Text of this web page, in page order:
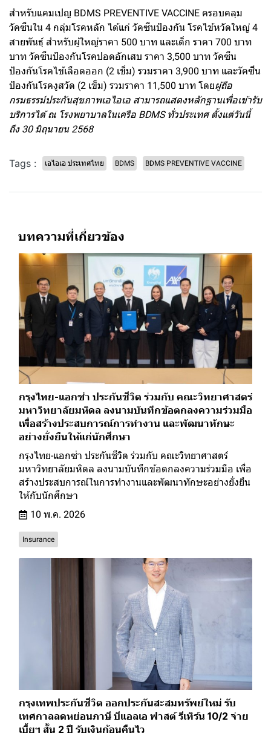
สำหรับแคมเปญ BDMS PREVENTIVE VACCINE ครอบคลุม
วัคซีนใน 4 กลุ่มโรคหลัก ได้แก่ วัคซีนป้องกัน โรคไข้หวัดใหญ่ 4
สายพันธุ์ สำหรับผู้ใหญ่ราคา 500 บาท และเด็ก ราคา 700 บาท
บาท วัคซีนป้องกันโรคปอดอักเสบ ราคา 3,500 บาท วัคซีน
ป้องกันโรคไข้เลือดออก (2 เข็ม) รวมราคา 3,900 บาท และวัคซีน
ป้องกันโรคงูสวัด (2 เข็ม) รวมราคา 11,500 บาท โดยผู้ถือ
กรมธรรม์ประกันสุขภาพเอไอเอ สามารถแสดงหลักฐานเพื่อเข้ารับ
บริการได้ ณ โรงพยาบาลในเครือ BDMS ทั่วประเทศ ตั้งแต่วันนี้
ถึง 30 มิถุนายน 2568
Tags : เอไอเอ ประเทศไทย BDMS BDMS PREVENTIVE VACCINE
บทความที่เกี่ยวข้อง
กรุงไทย-แอกซ่า ประกันชีวิต ร่วมกับ คณะวิทยาศาสตร์
มหาวิทยาลัยมหิดล ลงนามบันทึกข้อตกลงความร่วมมือ
เพื่อสร้างประสบการณ์การทำงาน และพัฒนาทักษะ
อย่างยั่งยืนให้แก่นักศึกษา
กรุงไทย-แอกซ่า ประกันชีวิต ร่วมกับ คณะวิทยาศาสตร์
มหาวิทยาลัยมหิดล ลงนามบันทึกข้อตกลงความร่วมมือ เพื่อ
สร้างประสบการณ์ในการทำงานและพัฒนาทักษะอย่างยั่งยืน
ให้กับนักศึกษา
10 พ.ค. 2026
Insurance
กรุงเทพประกันชีวิต ออกประกันสะสมทรัพย์ใหม่ รับ
เทศกาลลดหย่อนภาษี บีแอลเอ ฟาสต์ รีเทิร์น 10/2 จ่าย
เบี้ยฯ สั้น 2 ปี รับเงินก้อนคืนไว